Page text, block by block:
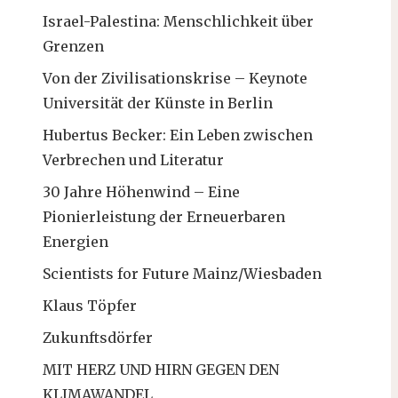
Israel-Palestina: Menschlichkeit über
Grenzen
Von der Zivilisationskrise – Keynote
Universität der Künste in Berlin
Hubertus Becker: Ein Leben zwischen
Verbrechen und Literatur
30 Jahre Höhenwind – Eine
Pionierleistung der Erneuerbaren
Energien
Scientists for Future Mainz/Wiesbaden
Klaus Töpfer
Zukunftsdörfer
MIT HERZ UND HIRN GEGEN DEN